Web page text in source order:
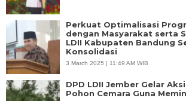
Perkuat Optimalisasi
dengan Masyarakat serta
LDII Kabupaten Bandung
Konsolidasi
3 March 2025 | 11:49 AM WIB
DPD LDII Jember Gelar
Pohon Cemara Guna